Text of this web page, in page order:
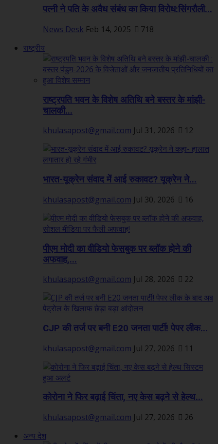
पत्नी ने पति के अवैध संबंध का किया विरोध:सिंगरौली...
News Desk Feb 14, 2025
718
राष्ट्रीय
राष्ट्रपति भवन के विशेष अतिथि बने बस्तर के मांझी-
चालकी...
khulasapost@gmail.com Jul 31, 2026 12
भारत-यूक्रेन संवाद में आई रुकावट? यूक्रेन ने...
khulasapost@gmail.com Jul 30, 2026 16
पीएम मोदी का वीडियो फेसबुक पर ब्लॉक होने की
अफवाह,...
khulasapost@gmail.com Jul 28, 2026 22
CJP की तर्ज पर बनी E20 जनता पार्टी! पेपर लीक...
khulasapost@gmail.com Jul 27, 2026 11
कोरोना ने फिर बढ़ाई चिंता, नए केस बढ़ने से हेल्थ...
khulasapost@gmail.com Jul 27, 2026
26
अन्य देश